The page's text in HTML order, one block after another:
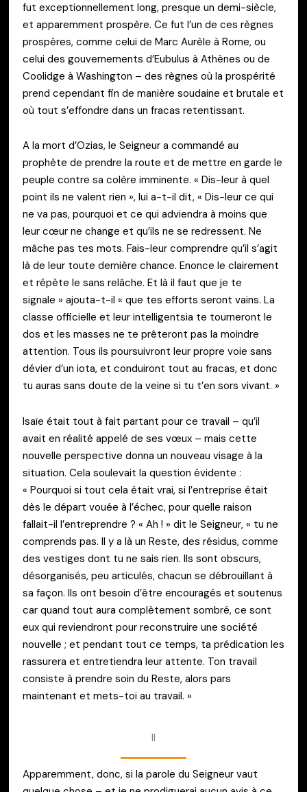
fut exceptionnellement long, presque un demi-siècle,
et apparemment prospère. Ce fut l’un de ces règnes
prospères, comme celui de Marc Aurèle à Rome, ou
celui des gouvernements d’Eubulus à Athènes ou de
Coolidge à Washington – des règnes où la prospérité
prend cependant fin de manière soudaine et brutale et
où tout s’effondre dans un fracas retentissant.
A la mort d’Ozias, le Seigneur a commandé au
prophète de prendre la route et de mettre en garde le
peuple contre sa colère imminente. « Dis-leur à quel
point ils ne valent rien », lui a-t-il dit, « Dis-leur ce qui
ne va pas, pourquoi et ce qui adviendra à moins que
leur cœur ne change et qu’ils ne se redressent. Ne
mâche pas tes mots. Fais-leur comprendre qu’il s’agit
là de leur toute dernière chance. Enonce le clairement
et répète le sans relâche. Et là il faut que je te
signale » ajouta-t-il « que tes efforts seront vains. La
classe officielle et leur intelligentsia te tourneront le
dos et les masses ne te prêteront pas la moindre
attention. Tous ils poursuivront leur propre voie sans
dévier d’un iota, et conduiront tout au fracas, et donc
tu auras sans doute de la veine si tu t’en sors vivant. »
Isaïe était tout à fait partant pour ce travail – qu’il
avait en réalité appelé de ses vœux – mais cette
nouvelle perspective donna un nouveau visage à la
situation. Cela soulevait la question évidente :
« Pourquoi si tout cela était vrai, si l’entreprise était
dès le départ vouée à l’échec, pour quelle raison
fallait-il l’entreprendre ? « Ah ! » dit le Seigneur, « tu ne
comprends pas. Il y a là un Reste, des résidus, comme
des vestiges dont tu ne sais rien. Ils sont obscurs,
désorganisés, peu articulés, chacun se débrouillant à
sa façon. Ils ont besoin d’être encouragés et soutenus
car quand tout aura complètement sombré, ce sont
eux qui reviendront pour reconstruire une société
nouvelle ; et pendant tout ce temps, ta prédication les
rassurera et entretiendra leur attente. Ton travail
consiste à prendre soin du Reste, alors pars
maintenant et mets-toi au travail. »
II
Apparemment, donc, si la parole du Seigneur vaut